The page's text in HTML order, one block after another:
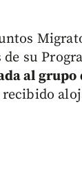
su
al grupo
recibido